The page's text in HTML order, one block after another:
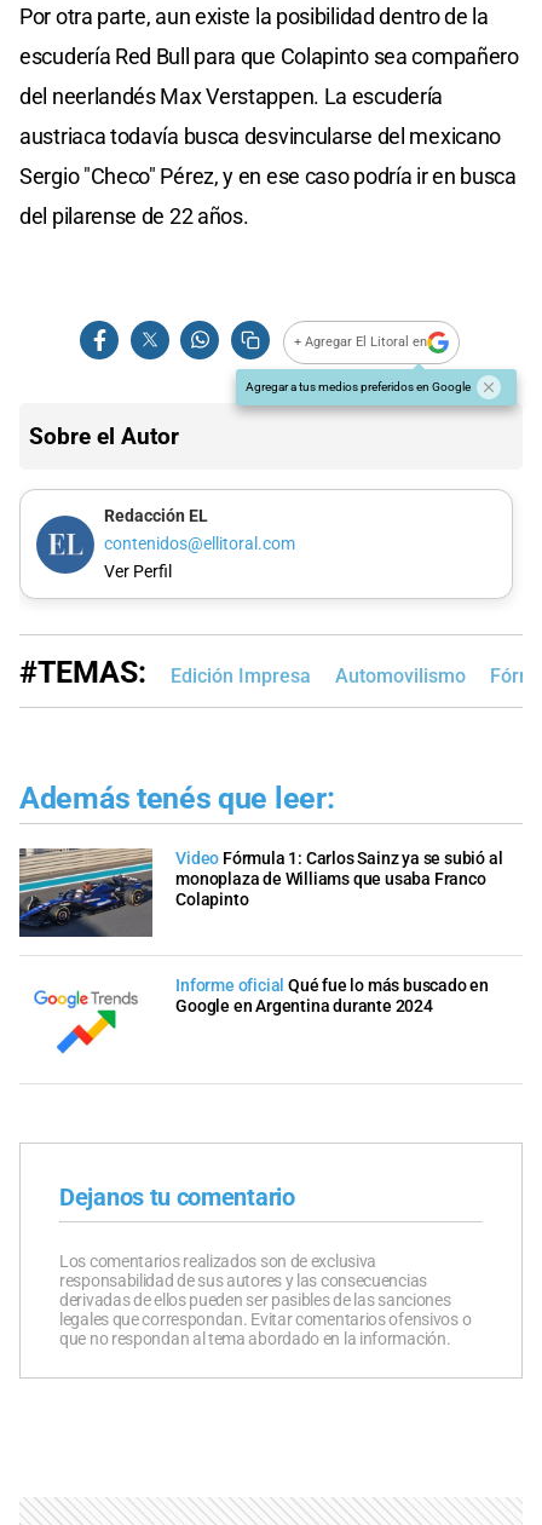
Por otra parte, aun existe la posibilidad dentro de la
escudería Red Bull para que Colapinto sea compañero
del neerlandés Max Verstappen. La escudería
austriaca todavía busca desvincularse del mexicano
Sergio "Checo" Pérez, y en ese caso podría ir en busca
del pilarense de 22 años.
+ Agregar El Litoral en
Agregar a tus medios preferidos en Google
Sobre el Autor
Redacción EL
contenidos@ellitoral.com
Ver Perfil
#TEMAS: Edición Impresa Automovilismo
Además tenés que leer:
Video Fórmula 1: Carlos Sainz ya se subió al
monoplaza de Williams que usaba Franco
Colapinto
Informe oficial Qué fue lo más buscado en
Google en Argentina durante 2024
Dejanos tu comentario
Los comentarios realizados son de exclusiva
responsabilidad de sus autores y las consecuencias
derivadas de ellos pueden ser pasibles de las sanciones
legales que correspondan. Evitar comentarios ofensivos o
que no respondan al tema abordado en la información.